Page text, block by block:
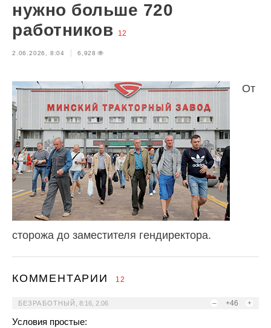
МНЕНИЕ ИНТЕРВЬЮ ТЕХНОЛОГИИ
АВТО ОТДЫХ ОБХОД БЛОКИРОВКИ И СОЛИДАРНОСТЬ
КОРОНАВИРУС БЕЛАРУСЬ В НАТО
нужно больше 720
работников
12
2.06.2026, 8:04 6,928
От
сторожа до заместителя гендиректора.
КОММЕНТАРИИ 12
– +46 +
БЕЗРАБОТНЫЙ ,8:16, 2.06
Условия простые: